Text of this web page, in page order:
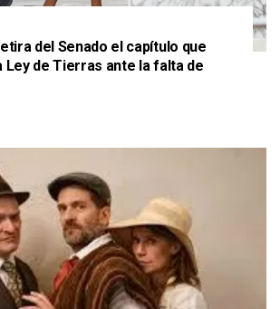
del Senado el capítulo que
Ley de Tierras ante la falta de